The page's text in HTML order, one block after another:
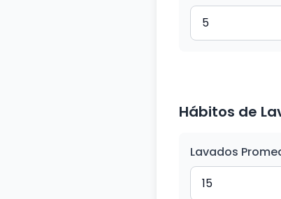
Hábitos de
Lavados